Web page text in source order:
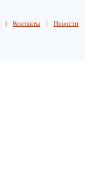
| Контакты | Новости